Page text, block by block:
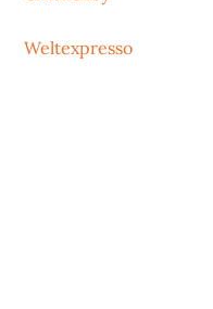
Weltexpresso